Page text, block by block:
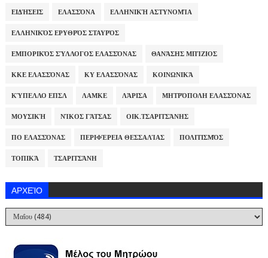
ΕΙΔΉΣΕΙΣ ΕΛΑΣΣΌΝΑ ΕΛΛΗΝΙΚΉ ΑΣΤΥΝΟΜΊΑ
ΕΛΛΗΝΙΚΌΣ ΕΡΥΘΡΌΣ ΣΤΑΥΡΌΣ
ΕΜΠΟΡΙΚΌΣ ΣΎΛΛΟΓΟΣ ΕΛΑΣΣΌΝΑΣ ΘΑΝΆΣΗΣ ΜΠΊΖΙΟΣ
ΚΚΕ ΕΛΑΣΣΌΝΑΣ ΚΥ ΕΛΑΣΣΌΝΑΣ ΚΟΙΝΩΝΙΚΆ
ΚΎΠΕΛΛΟ ΕΠΣΛ ΛΑΜΚΕ ΛΆΡΙΣΑ ΜΗΤΡΌΠΟΛΗ ΕΛΑΣΣΌΝΑΣ
ΜΟΥΣΙΚΉ ΝΊΚΟΣ ΓΆΤΣΑΣ ΟΙΚ.ΤΣΑΡΙΤΣΆΝΗΣ
ΠΟ ΕΛΑΣΣΌΝΑΣ ΠΕΡΙΦΈΡΕΙΑ ΘΕΣΣΑΛΊΑΣ ΠΟΛΙΤΙΣΜΌΣ
ΤΟΠΙΚΆ ΤΣΑΡΙΤΣΆΝΗ
ΑΡΧΕΊΟ